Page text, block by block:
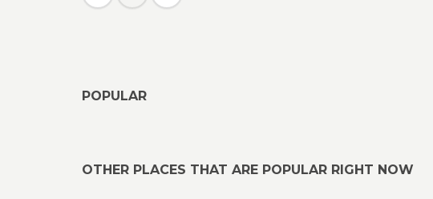
POPULAR
OTHER PLACES THAT ARE POPULAR RIGHT NOW